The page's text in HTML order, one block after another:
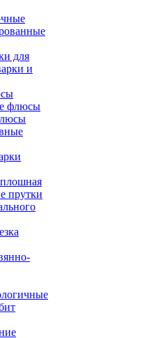
для
и
флюсы
прутки